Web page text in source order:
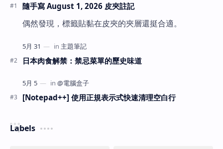
隨手寫 August 1, 2026 皮夾註記
偶然發現，標籤貼黏在皮夾的夾層還挺合適。
日本肉食解禁：禁忌菜單的歷史味道
[Notepad++] 使用正規表示式快速清理空白行
Labels